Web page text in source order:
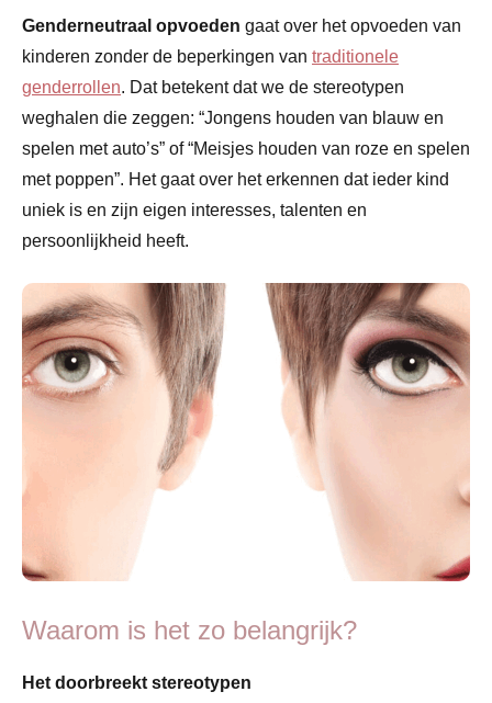
Genderneutraal opvoeden gaat over het opvoeden van
kinderen zonder de beperkingen van traditionele
genderrollen. Dat betekent dat we de stereotypen
weghalen die zeggen: “Jongens houden van blauw en
spelen met auto’s” of “Meisjes houden van roze en spelen
met poppen”. Het gaat over het erkennen dat ieder kind
uniek is en zijn eigen interesses, talenten en
persoonlijkheid heeft.
Waarom is het zo belangrijk?
Het doorbreekt stereotypen